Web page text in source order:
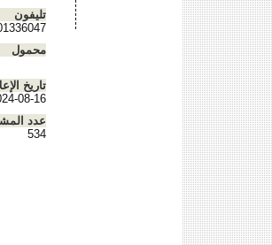
تليفون
محمول
تاريخ
08-16
عدد
534